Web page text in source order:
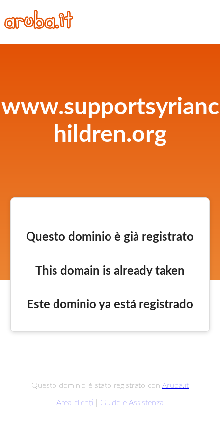
www.supportsyrianc
hildren.org
Questo dominio è già registrato
This domain is already taken
Este dominio ya está registrado
Questo dominio è stato registrato con Aruba.it
Area clienti Guide e Assistenza